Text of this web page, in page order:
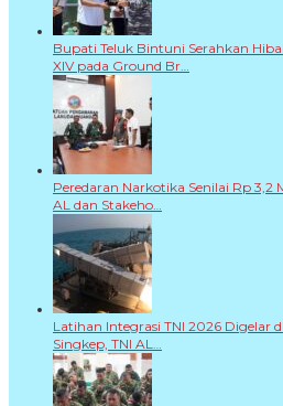
Bupati Teluk Bintuni Serahkan
XIV pada Ground Br…
Peredaran Narkotika Senilai Rp 3,2
AL dan Stakeho…
Latihan Integrasi TNI 2026 Digelar
Singkep, TNI AL…